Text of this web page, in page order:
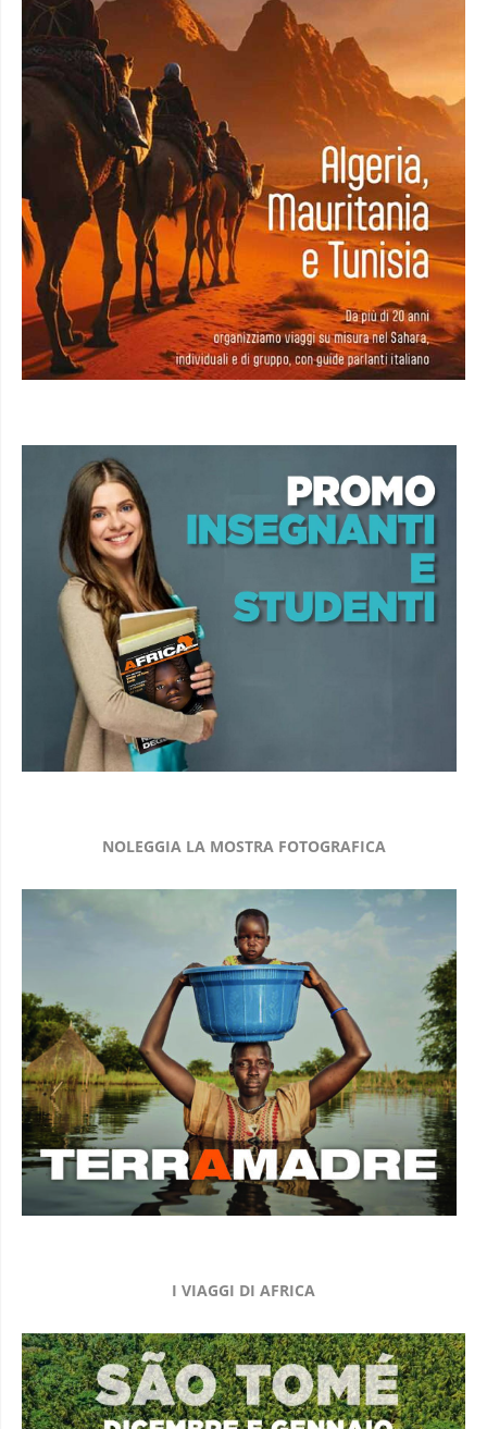
NOLEGGIA LA MOSTRA FOTOGRAFICA
I VIAGGI DI AFRICA